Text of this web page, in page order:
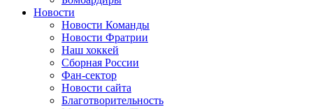
Новости
Новости Команды
Новости Фратрии
Наш хоккей
Сборная России
Фан-cектор
Новости сайта
Благотворительность